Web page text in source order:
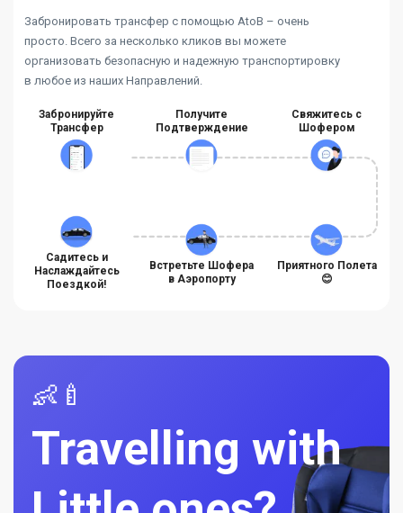
Забронировать трансфер с помощью AtoB – очень
просто. Всего за несколько кликов вы можете
организовать безопасную и надежную транспортировку
в любое из наших Направлений.
Забронируйте
Трансфер
Получите
Подтверждение
Свяжитесь с
Шофером
Садитесь и
Наслаждайтесь
Поездкой!
Встретьте Шофера
в Аэропорту
Приятного Полета
😊
👶🍼
Travelling with